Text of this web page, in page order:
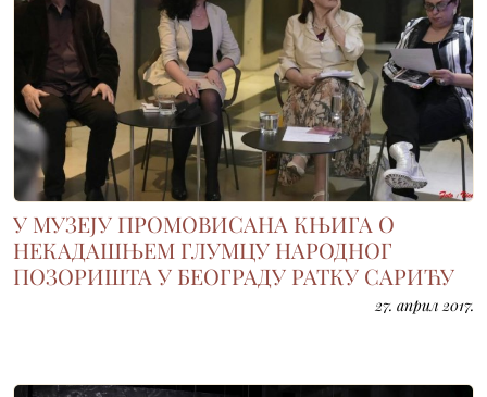
У МУЗЕЈУ ПРОМОВИСАНА КЊИГА О
НЕКАДАШЊЕМ ГЛУМЦУ НАРОДНОГ
ПОЗОРИШТА У БЕОГРАДУ РАТКУ САРИЋУ
27. април 2017.